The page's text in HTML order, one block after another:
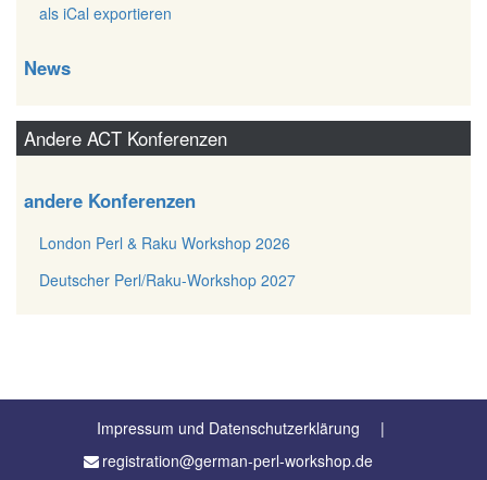
als iCal exportieren
News
Andere ACT Konferenzen
andere Konferenzen
London Perl & Raku Workshop 2026
Deutscher Perl/Raku-Workshop 2027
Impressum und Datenschutzerklärung
registration@german-perl-workshop.de